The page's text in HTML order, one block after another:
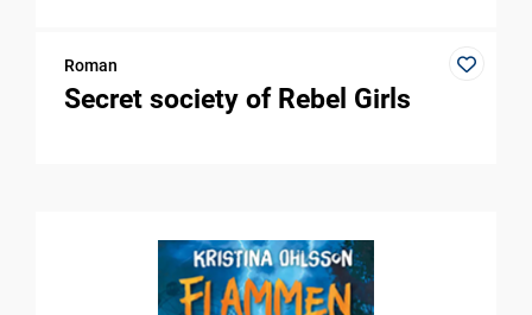
Roman
Secret society of Rebel Girls